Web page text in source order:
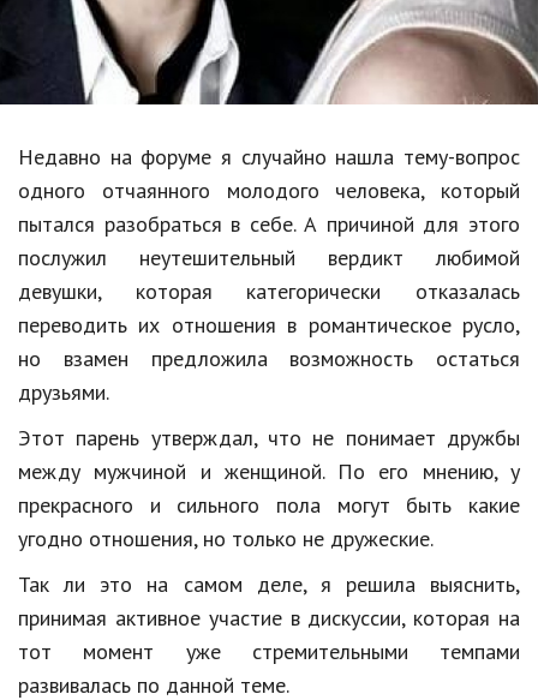
Культура
Авто, мото
Знаменитости
Статьи
Обзоры
Рецепты
Красота и здоровье
Hi-Tech. Интернет
Авто, мото
Дом и сад
Недвижимость
Спорт и фитнес
Психология и отношения
Недавно на форуме я случайно нашла тему-вопрос
одного отчаянного молодого человека, который
пытался разобраться в себе. А причиной для этого
послужил неутешительный вердикт любимой
девушки, которая категорически отказалась
переводить их отношения в романтическое русло,
но взамен предложила возможность остаться
друзьями.
Этот парень утверждал, что не понимает дружбы
между мужчиной и женщиной. По его мнению, у
прекрасного и сильного пола могут быть какие
угодно отношения, но только не дружеские.
Так ли это на самом деле, я решила выяснить,
принимая активное участие в дискуссии, которая на
тот момент уже стремительными темпами
развивалась по данной теме.